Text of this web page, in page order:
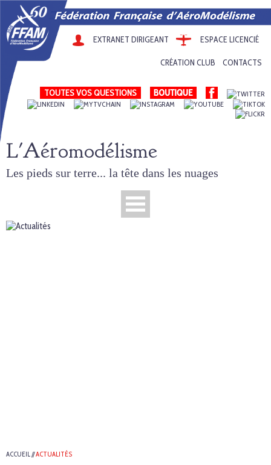
EXTRANET DIRIGEANT ESPACE LICENCIÉ
CRÉATION CLUB CONTACTS
TOUTES VOS QUESTIONS
L'Aéromodélisme
Les pieds sur terre... la tête dans les nuages
ACCUEIL//ACTUALITÉS